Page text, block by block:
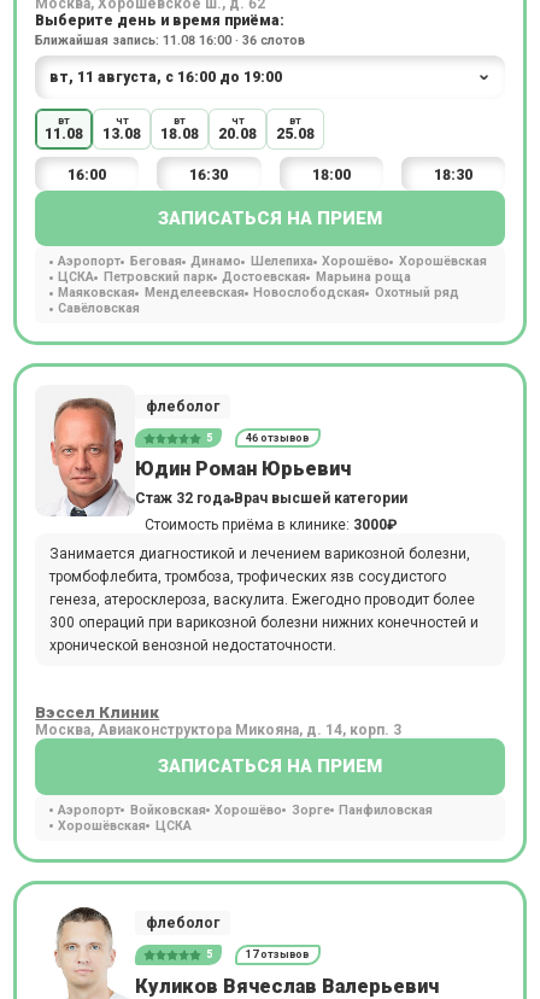
Выберите день и время приёма:
Ближайшая запись: 11.08 16:00 · 36 слотов
вт
11.08
чт
13.08
вт
18.08
чт
20.08
вт
25.08
16:00 16:30 18:00 18:30
ЗАПИСАТЬСЯ НА ПРИЕМ
Аэропорт Беговая Динамо Шелепиха Хорошёво
Хорошёвская
ЦСКА
Петровский парк Достоевская
Марьина роща
Маяковская
Менделеевская Новослободская
Охотный ряд
Савёловская
флеболог
5 46 отзывов
Юдин Роман Юрьевич
Стаж 32 года Врач высшей категории
Стоимость приёма в клинике: 3000₽
Занимается диагностикой и лечением варикозной болезни,
тромбофлебита, тромбоза, трофических язв сосудистого
генеза, атеросклероза, васкулита. Ежегодно проводит более
300 операций при варикозной болезни нижних конечностей и
хронической венозной недостаточности.
Вэссел Клиник
Москва, Авиаконструктора Микояна, д. 14, корп. 3
ЗАПИСАТЬСЯ НА ПРИЕМ
Аэропорт Войковская Хорошёво Зорге Панфиловская
Хорошёвская
ЦСКА
флеболог
5 17 отзывов
Куликов Вячеслав Валерьевич